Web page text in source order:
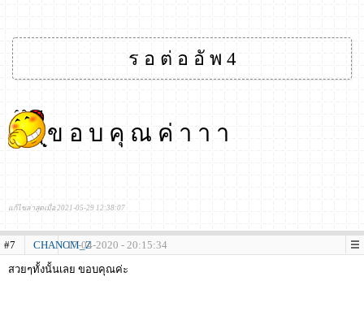
ร อ ต่ อ อั พ 4
ข อ บ คุ ณ ค่ า า า
แก้ไขล่าสุดเมื่อ 2021-05-29 12:38:07
#7 CHANOM_Z17-04-2020 - 20:15:34
สวยๆทั้งนั้นเลย ขอบคุณค่ะ